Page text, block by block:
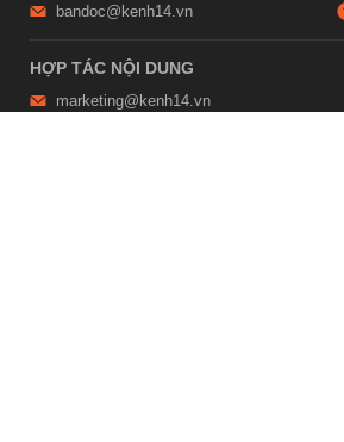
bandoc@kenh14.vn
HỢP TÁC NỘI DUNG
marketing@kenh14.vn